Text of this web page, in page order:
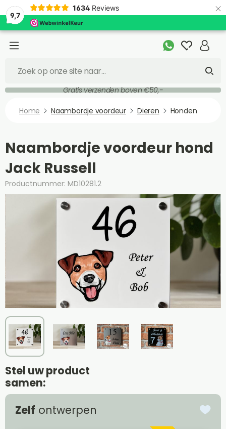
9,7
1634 Reviews ×
Gratis verzenden boven €50,-
Home Naambordje voordeur Dieren Honden
Naambordje voordeur hond
Jack Russell
Productnummer: MD10281.2
Stel uw product
samen:
Zelf ontwerpen